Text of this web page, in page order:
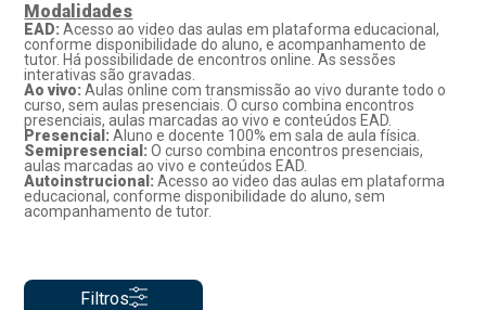
Modalidades
EAD:Acesso ao video das aulas em plataforma educacional,
conforme disponibilidade do aluno, e acompanhamento de
tutor. Há possibilidade de encontros online. As sessões
interativas são gravadas.
Ao vivo: Aulas online com transmissão ao vivo durante todo o
curso, sem aulas presenciais. O curso combina encontros
presenciais, aulas marcadas ao vivo e conteúdos EAD.
Presencial:Aluno e docente 100% em sala de aula física.
Semipresencial:O curso combina encontros presenciais,
aulas marcadas ao vivo e conteúdos EAD.
Autoinstrucional:Acesso ao video das aulas em plataforma
educacional, conforme disponibilidade do aluno, sem
acompanhamento de tutor.
Filtros